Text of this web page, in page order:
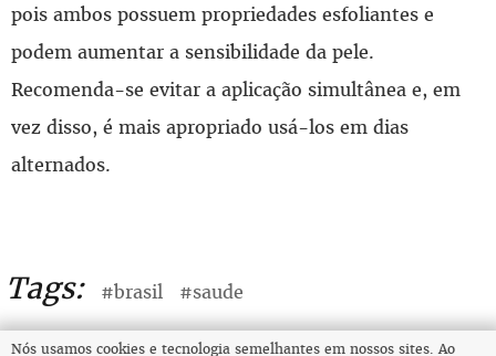
pois ambos possuem propriedades esfoliantes e
podem aumentar a sensibilidade da pele.
Recomenda-se evitar a aplicação simultânea e, em
vez disso, é mais apropriado usá-los em dias
alternados.
Tags: #brasil #saude
Nós usamos cookies e tecnologia semelhantes em nossos sites. Ao